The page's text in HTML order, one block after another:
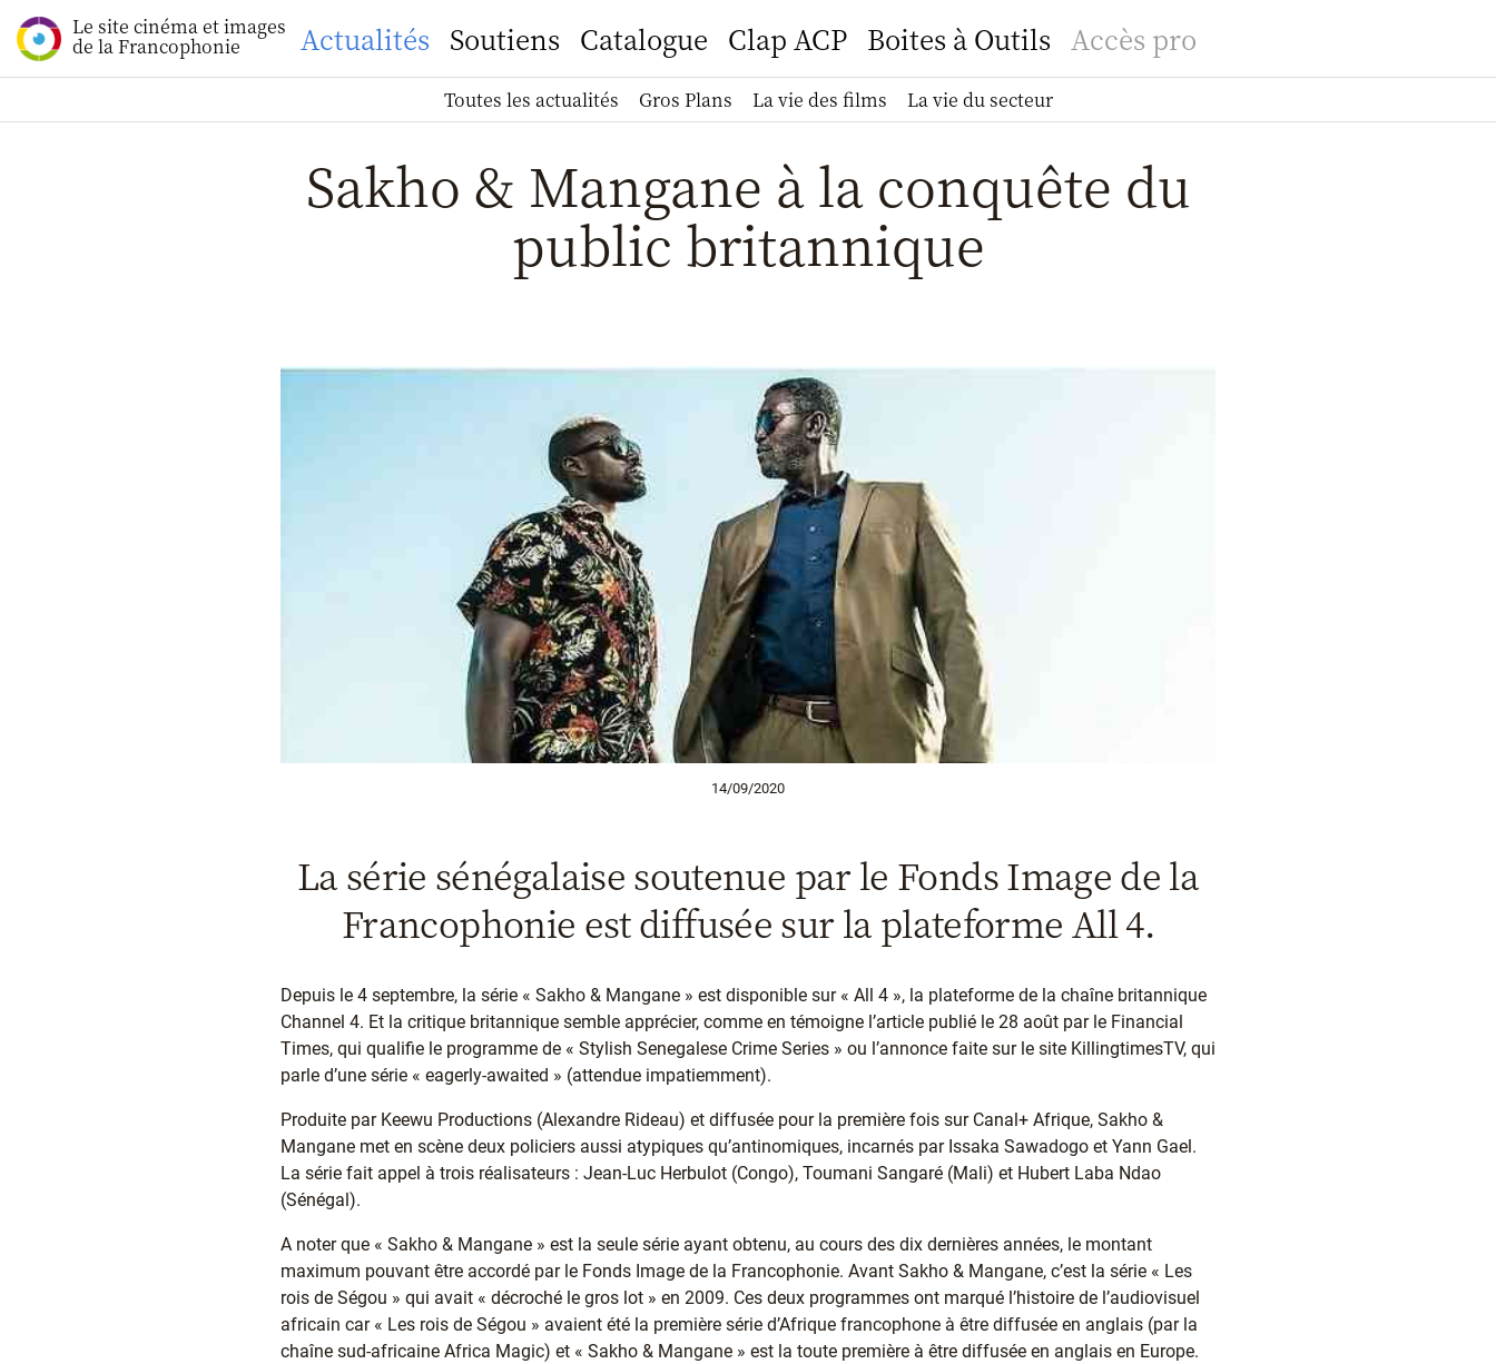
Le site cinéma et images
de la Francophonie Actualités
Toutes les actualités Gros Plans La vie des films La vie du secteur
Soutiens Catalogue Clap ACP Boites à Outils Accès pro
Sakho & Mangane à la conquête du
public britannique
14/09/2020
La série sénégalaise soutenue par le Fonds Image de la
Francophonie est diffusée sur la plateforme All 4.
Depuis le 4 septembre, la série « Sakho & Mangane » est disponible sur « All 4 », la plateforme de la chaîne britannique
Channel 4. Et la critique britannique semble apprécier, comme en témoigne l’article publié le 28 août par le Financial
Times, qui qualifie le programme de « Stylish Senegalese Crime Series » ou l’annonce faite sur le site KillingtimesTV, qui
parle d’une série « eagerly-awaited » (attendue impatiemment).
Produite par Keewu Productions (Alexandre Rideau) et diffusée pour la première fois sur Canal+ Afrique, Sakho &
Mangane met en scène deux policiers aussi atypiques qu’antinomiques, incarnés par Issaka Sawadogo et Yann Gael.
La série fait appel à trois réalisateurs : Jean-Luc Herbulot (Congo), Toumani Sangaré (Mali) et Hubert Laba Ndao
(Sénégal).
A noter que « Sakho & Mangane » est la seule série ayant obtenu, au cours des dix dernières années, le montant
maximum pouvant être accordé par le Fonds Image de la Francophonie. Avant Sakho & Mangane, c’est la série « Les
rois de Ségou » qui avait « décroché le gros lot » en 2009. Ces deux programmes ont marqué l’histoire de l’audiovisuel
africain car « Les rois de Ségou » avaient été la première série d’Afrique francophone à être diffusée en anglais (par la
chaîne sud-africaine Africa Magic) et « Sakho & Mangane » est la toute première à être diffusée en anglais en Europe.